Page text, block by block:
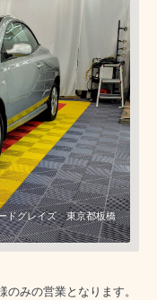
ドグレイズ 東京都板橋
都新宿区からお越しい
ドグレイズ、ホイールコ
イズ施工 東京都新宿区
ビエントFAセラミック
た
ント 東京都板橋区から
レイズ 東京都板橋区から
モースコート・ヴェリ
都板橋区からお越しいた
コート・ヴェリス 東京
みの営業となります。